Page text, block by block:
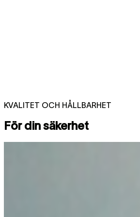
KVALITET OCH HÅLLBARHET
För din säkerhet